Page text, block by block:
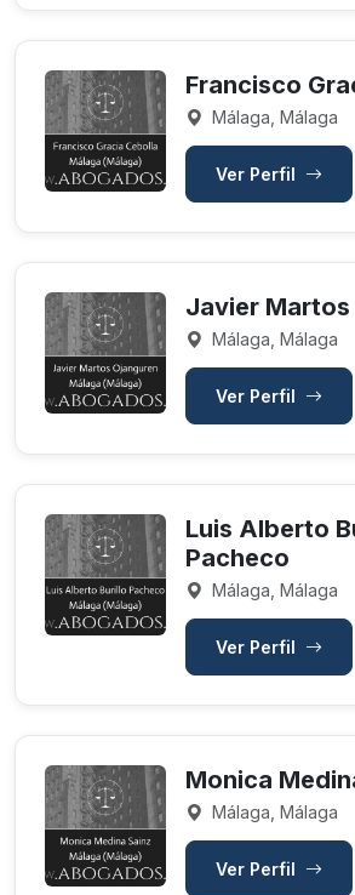
Francisco
Málaga, Málaga
Ver Perfil
Javier Martos
Málaga, Málaga
Ver Perfil
Luis Alberto
Pacheco
Málaga, Málaga
Ver Perfil
Monica
Málaga, Málaga
Ver Perfil